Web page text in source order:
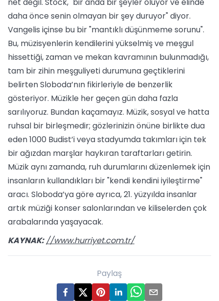
daha önce senin olmayan bir şey duruyor" diyor.
Vangelis içinse bu bir "mantıklı düşünmeme sorunu".
Bu, müzisyenlerin kendilerini yükselmiş ve meşgul
hissettiği, zaman ve mekan kavramının bulunmadığı,
tam bir zihin meşguliyeti durumuna geçtiklerini
belirten Sloboda’nın fikirleriyle de benzerlik
gösteriyor. Müzikle her geçen gün daha fazla
sarılıyoruz. Bundan kaçamayız. Müzik, sosyal ve hatta
ruhsal bir birleşmedir; gözlerinizin önüne birlikte dua
eden 1000 Budist’i veya stadyumda takımları için tek
bir ağızdan marşlar haykıran taraftarları getirin.
Müzik aynı zamanda, ruh durumlarını düzenlemek için
insanların kullandıkları bir "kendi kendini iyileştirme"
aracı. Sloboda’ya göre ayrıca, 21. yüzyılda insanlar
artık müziği konser salonlarından ve kiliselerden çok
arabalarında yaşayacak.
KAYNAK: //www.hurriyet.com.tr/
Paylaş